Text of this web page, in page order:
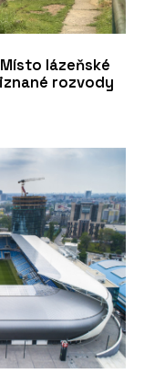
lázeňské
rozvody